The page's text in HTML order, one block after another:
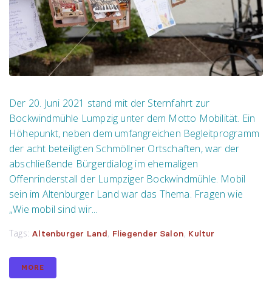
Der 20. Juni 2021 stand mit der Sternfahrt zur
Bockwindmühle Lumpzig unter dem Motto Mobilität. Ein
Höhepunkt, neben dem umfangreichen Begleitprogramm
der acht beteiligten Schmöllner Ortschaften, war der
abschließende Bürgerdialog im ehemaligen
Offenrinderstall der Lumpziger Bockwindmühle. Mobil
sein im Altenburger Land war das Thema. Fragen wie
„Wie mobil sind wir...
Tags: Altenburger Land, Fliegender Salon, Kultur
MORE